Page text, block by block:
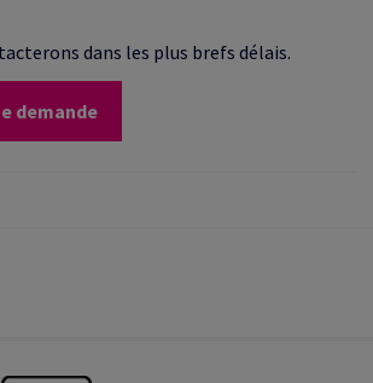
dans les plus brefs délais.
demande